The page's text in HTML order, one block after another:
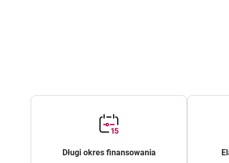
Długi okres finansowania